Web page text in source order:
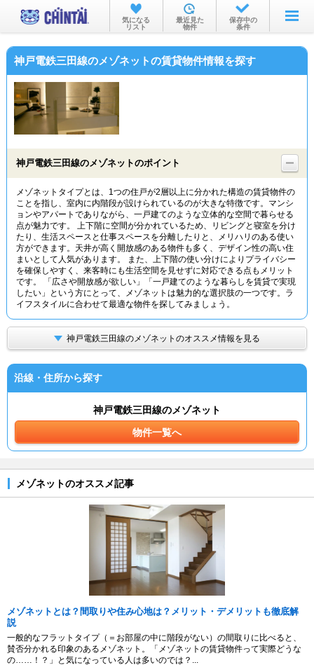
お部屋を探す
沿線・駅から
物件特集から
TOP
気になる
リスト
最近見た
物件
保存中の
条件
神戸電鉄三田線のメゾネットの賃貸物件情報を探す
神戸電鉄三田線のメゾネットのポイント
メゾネットタイプとは、1つの住戸が2層以上に分かれた構造の賃貸物件の
ことを指し、室内に内階段が設けられているのが大きな特徴です。マンシ
ョンやアパートでありながら、一戸建てのような立体的な空間で暮らせる
点が魅力です。 上下階に空間が分かれているため、リビングと寝室を分け
たり、生活スペースと仕事スペースを分離したりと、メリハリのある使い
方ができます。天井が高く開放感のある物件も多く、デザイン性の高い住
まいとして人気があります。 また、上下階の使い分けによりプライバシー
を確保しやすく、来客時にも生活空間を見せずに対応できる点もメリット
です。 「広さや開放感が欲しい」「一戸建てのような暮らしを賃貸で実現
したい」という方にとって、メゾネットは魅力的な選択肢の一つです。ラ
イフスタイルに合わせて最適な物件を探してみましょう。
神戸電鉄三田線のメゾネットのオススメ情報を見る
沿線・住所から探す
神戸電鉄三田線のメゾネット
物件一覧へ
メゾネットのオススメ記事
メゾネットとは？間取りや住み心地は？メリット・デメリットも徹底解
説
一般的なフラットタイプ（＝お部屋の中に階段がない）の間取りに比べると、
賛否分かれる印象のあるメゾネット。「メゾネットの賃貸物件って実際どうな
の……！？」と気になっている人は多いのでは？...